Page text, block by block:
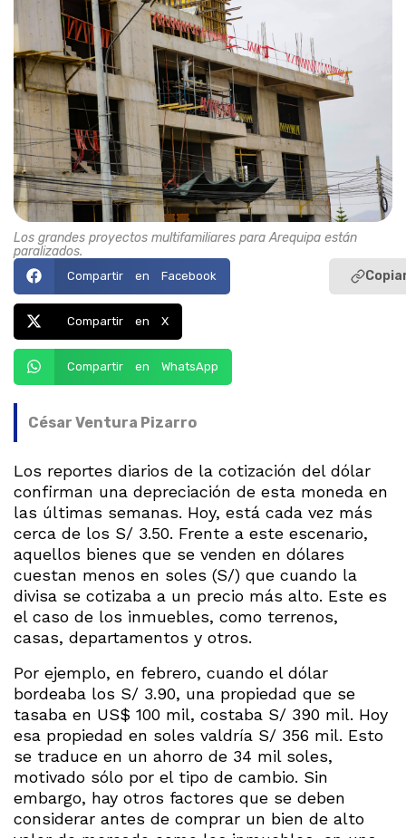
Los grandes proyectos multifamiliares para Arequipa están
paralizados.
Compartir en Facebook
Compartir en X
Compartir en WhatsApp
César Ventura Pizarro
Los reportes diarios de la cotización del dólar
confirman una depreciación de esta moneda en
las últimas semanas. Hoy, está cada vez más
cerca de los S/ 3.50. Frente a este escenario,
aquellos bienes que se venden en dólares
cuestan menos en soles (S/) que cuando la
divisa se cotizaba a un precio más alto. Este es
el caso de los inmuebles, como terrenos,
casas, departamentos y otros.
Por ejemplo, en febrero, cuando el dólar
bordeaba los S/ 3.90, una propiedad que se
tasaba en US$ 100 mil, costaba S/ 390 mil. Hoy
esa propiedad en soles valdría S/ 356 mil. Esto
se traduce en un ahorro de 34 mil soles,
motivado sólo por el tipo de cambio. Sin
embargo, hay otros factores que se deben
considerar antes de comprar un bien de alto